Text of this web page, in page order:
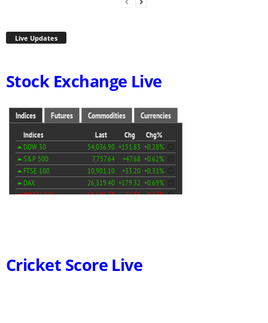
Live Updates
Stock Exchange Live
Cricket Score Live